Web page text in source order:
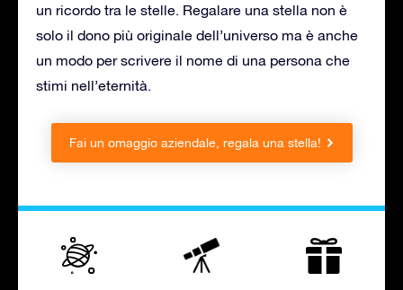
un ricordo tra le stelle. Regalare una stella non è
solo il dono più originale dell’universo ma è anche
un modo per scrivere il nome di una persona che
stimi nell’eternità.
Fai un omaggio aziendale, regala una stella!